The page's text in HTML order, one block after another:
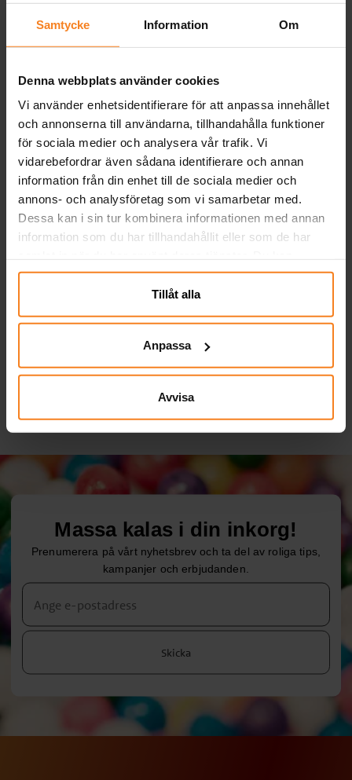
Samtycke Information Om
Denna webbplats använder cookies
Vi använder enhetsidentifierare för att anpassa innehållet
och annonserna till användarna, tillhandahålla funktioner
för sociala medier och analysera vår trafik. Vi
vidarebefordrar även sådana identifierare och annan
information från din enhet till de sociala medier och
annons- och analysföretag som vi samarbetar med.
Dessa kan i sin tur kombinera informationen med annan
information som du har tillhandahållit eller som de har
närsomhelst ändra ditt samtycke.
Tillåt alla
Anpassa
Avvisa
KÖP
Andra köpte även
Sjöjungfru snap-on
KÖP
Servetter - Snäckskal
KÖP
Massa kalas i din inkorg!
Prenumerera på vårt nyhetsbrev och ta del av roliga tips,
kampanjer och erbjudanden.
Skicka